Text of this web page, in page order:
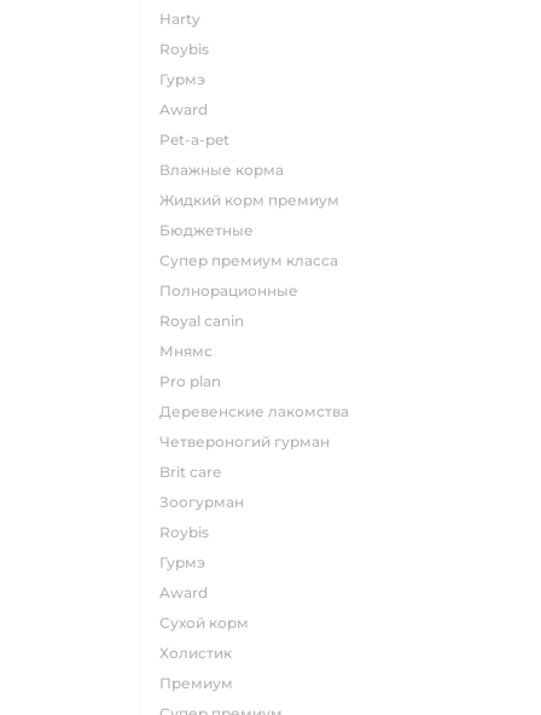
harty
roybis
гурмэ
award
pet-a-pet
влажные корма
жидкий корм премиум
бюджетные
супер премиум класса
полнорационные
royal canin
мнямс
pro plan
деревенские лакомства
четвероногий гурман
brit care
зоогурман
roybis
гурмэ
award
сухой корм
холистик
премиум